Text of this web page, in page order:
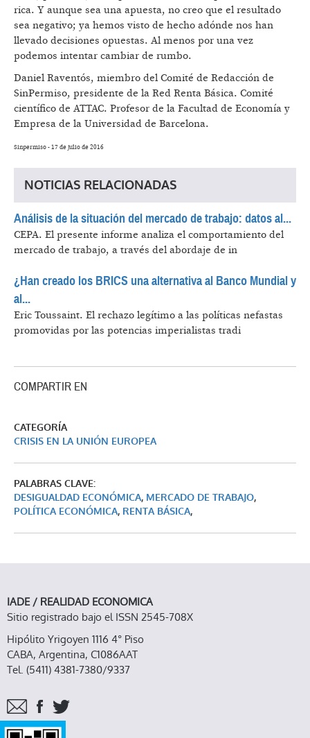
rica. Y aunque sea una apuesta, no creo que el resultado
sea negativo; ya hemos visto de hecho adónde nos han
llevado decisiones opuestas. Al menos por una vez
podemos intentar cambiar de rumbo.
Daniel Raventós, miembro del Comité de Redacción de
SinPermiso, presidente de la Red Renta Básica. Comité
científico de ATTAC. Profesor de la Facultad de Economía y
Empresa de la Universidad de Barcelona.
Sinpermiso - 17 de julio de 2016
NOTICIAS RELACIONADAS
Análisis de la situación del mercado de trabajo: datos al...
CEPA. El presente informe analiza el comportamiento del
mercado de trabajo, a través del abordaje de in
¿Han creado los BRICS una alternativa al Banco Mundial y
al...
Eric Toussaint. El rechazo legítimo a las políticas nefastas
promovidas por las potencias imperialistas tradi
COMPARTIR EN
CATEGORÍA
CRISIS EN LA UNIÓN EUROPEA
PALABRAS CLAVE:
DESIGUALDAD ECONÓMICA, MERCADO DE TRABAJO,
POLÍTICA ECONÓMICA, RENTA BÁSICA,
IADE / REALIDAD ECONOMICA
Sitio registrado bajo el ISSN 2545-708X
Hipólito Yrigoyen 1116 4° Piso
CABA, Argentina, C1086AAT
Tel. (5411) 4381-7380/9337